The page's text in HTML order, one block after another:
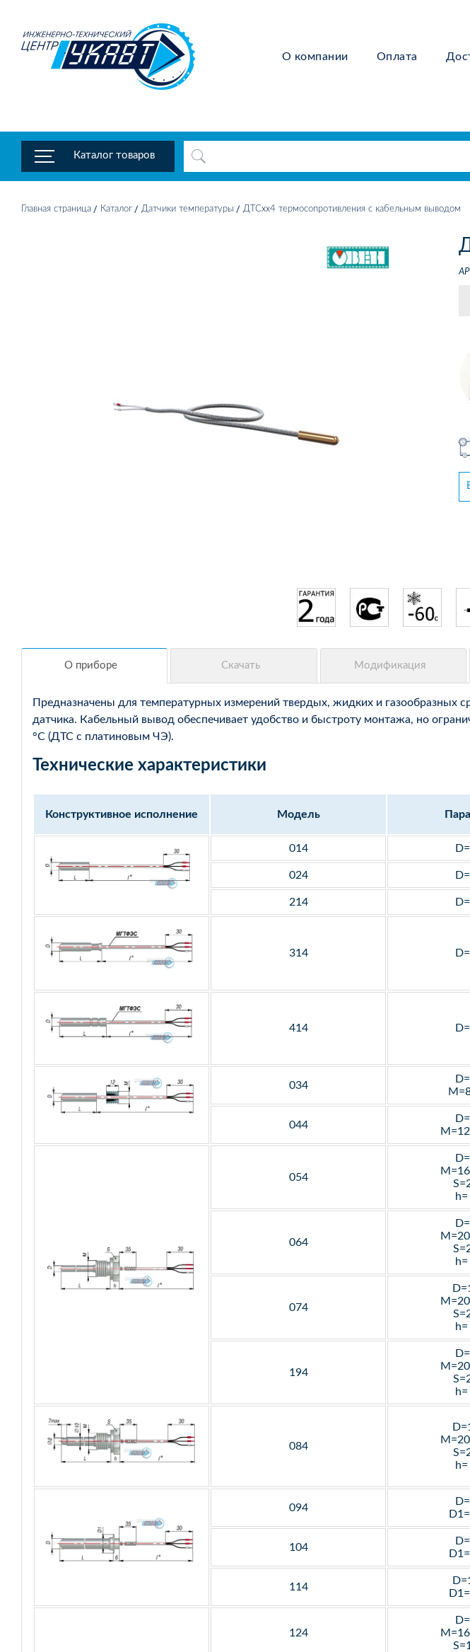
О компании Оплата
Каталог товаров
Главная страница Каталог Датчики температуры ДТСхх4 термосопротивления с кабельным выводом
Предназначены для температурных измерений твердых, жидких и газообразных
датчика. Кабельный вывод обеспечивает удобство и быстроту монтажа, но
°С (ДТС с платиновым ЧЭ).
Технические характеристики
Конструктивное исполнение Модель
014
024
214
314
414
034
044
054
064
074
194
084
094
104
114
124